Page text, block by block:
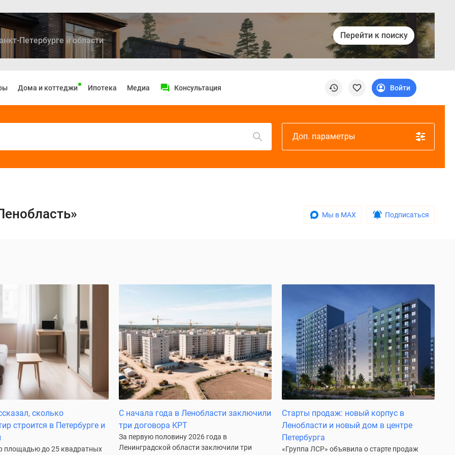
Петербурге и области
Перейти к поиску
Дома и коттеджи Ипотека Медиа Консультация Войти
Доп. параметры
Мы в MAX Подписаться
сколько
строится в Петербурге и
площадью до 25 квадратных
С начала года в Ленобласти заключили
три договора КРТ
За первую половину 2026 года в
Ленинградской области заключили три
Старты продаж: новый корпус в
Ленобласти и новый дом в центре
Петербурга
«Группа ЛСР» объявила о старте продаж